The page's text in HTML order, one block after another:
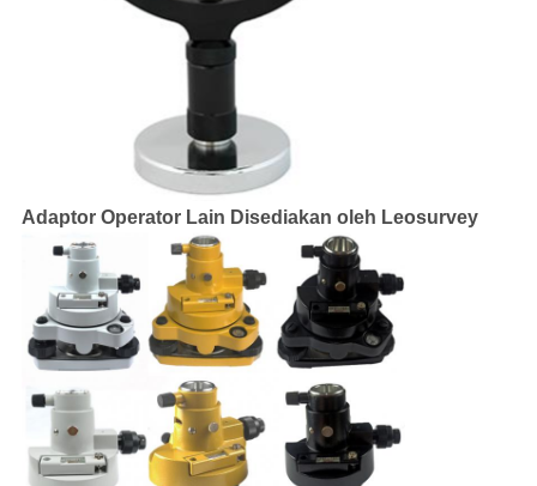
Adaptor Operator Lain Disediakan oleh Leosurvey